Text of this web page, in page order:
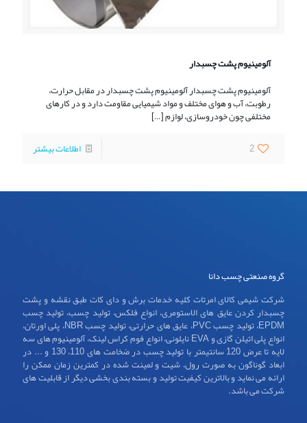
آلومینیوم پشت چسبدار
آلومینیوم پشت چسبدار آلومینیوم پشت چسبدار در مقابل حرارت،
رطوبت، آب و هوای مختلف و مواد شیمیایی مقاومت دارد و در کارهای
مختلفی چون خودروسازی، لوازم[…]
2
اطلاعات بیشتر
گروه صنعتی چسب دانا
شرکت شیمی کالای امرتات کلیه خدمات برش و دای کات طبق نقشه و پشت
چسبدار کردن عایق های الاستومری، انواع فلکس، تولید چسب، تولید چسب
EPDM، تولید چسب PVC، عایق های حرارتی، تولید چسب NBR، پلی اورتان،
انواع پلی اتیلن گازی و EVA نایلونی، انواع فوم کراس لینک، آلومینیوم های سه
لایه تا عرض 120 سانتیمتر با تولید چسب در ضخامت های 110، 130 و ... در
ابعاد گوناگون به صورت رول، شیت و لمینت شده در کمترین زمان ممکن را
ارائه می نماید و بالاترین کیفیت تولید و بسته بندی بخشی دیگر از قابلیت های
شرکت می باشد.